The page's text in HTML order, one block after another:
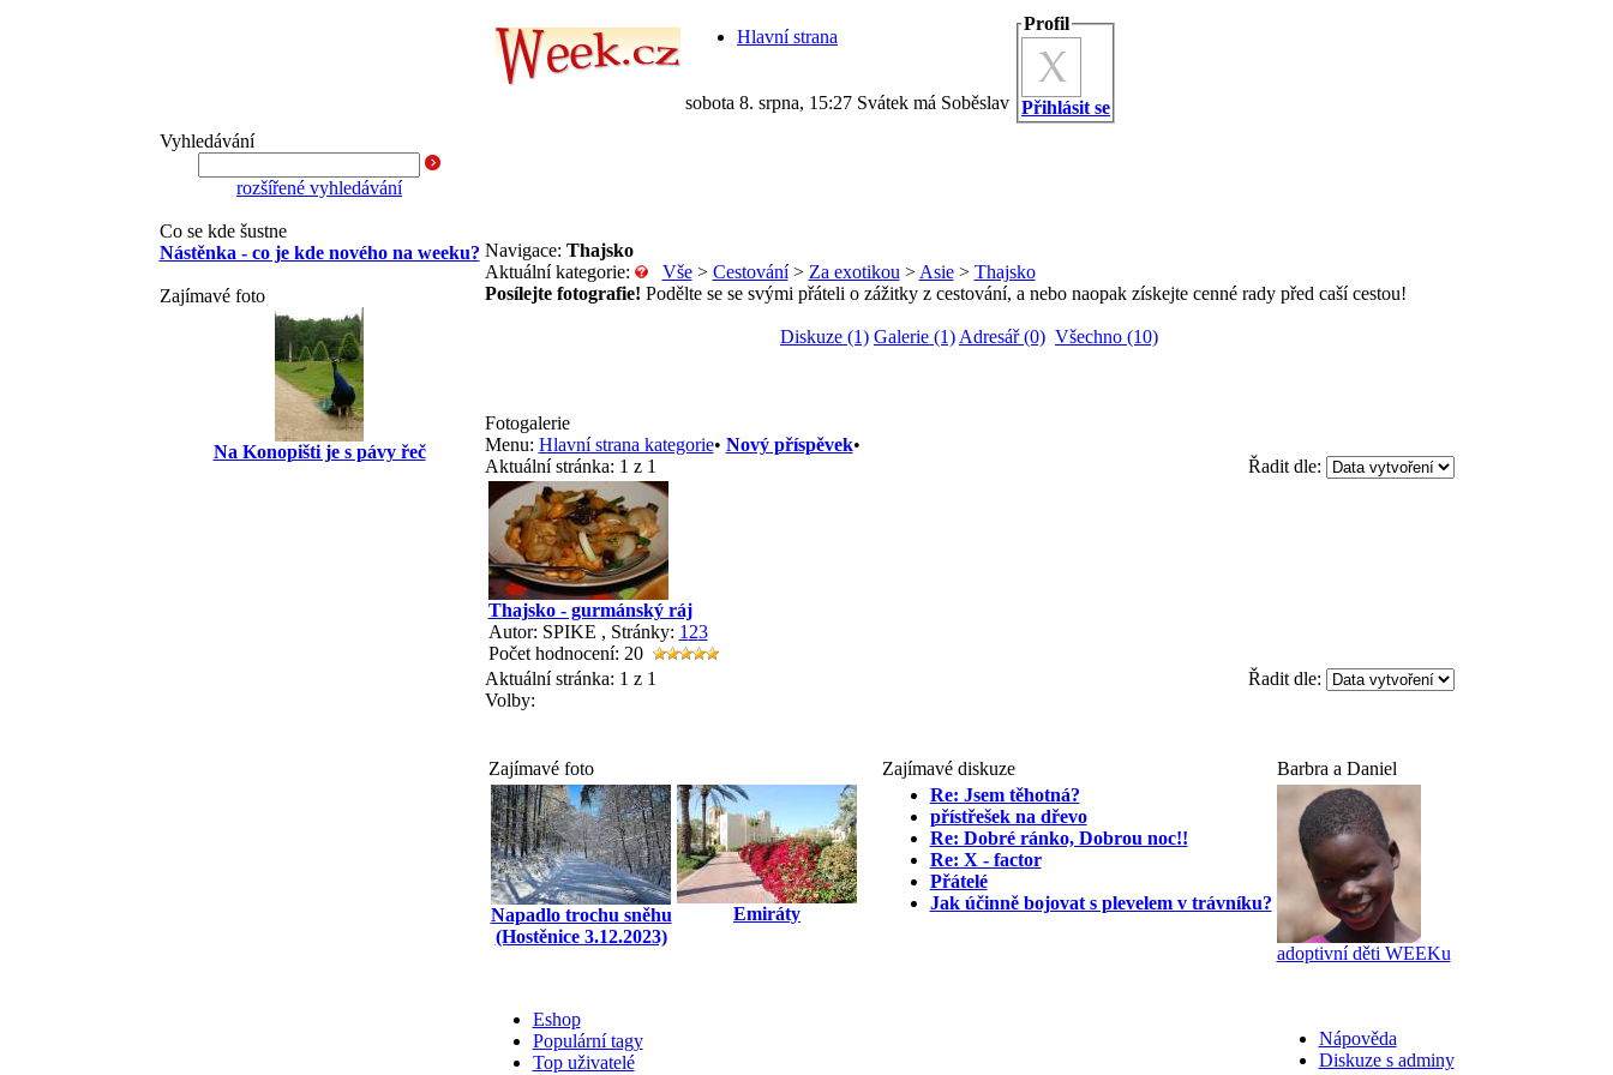
Hlavní strana
sobota 8. srpna, 15:27 Svátek má Soběslav
Profil
Přihlásit se
Vyhledávání
rozšířené vyhledávání
Co se kde šustne
Nástěnka - co je kde nového na weeku?
Zajímavé foto
Na Konopišti je s pávy řeč
Navigace: Thajsko
Aktuální kategorie:
Vše> Cestování> Za exotikou > Asie> Thajsko
Posílejte fotografie! Podělte se se svými přáteli o zážitky z cestování, a nebo naopak získejte cenné rady před caší cestou!
Diskuze (1) Galerie (1) Adresář (0) Všechno (10)
Fotogalerie
Menu: Hlavní strana kategorie• Nový příspěvek•
Řadit dle:
Aktuální stránka: 1 z 1
Thajsko - gurmánský ráj
Autor: SPIKE , Stránky: 1 23
Počet hodnocení: 20
Řadit dle:
Aktuální stránka: 1 z 1
Volby:
Zajímavé foto Zajímavé diskuze Barbra a Daniel
Napadlo trochu sněhu
(Hostěnice 3.12.2023)
Emiráty
Re: Jsem těhotná?
přístřešek na dřevo
Re: Dobré ránko, Dobrou noc!!
Re: X - factor
Přátelé
Jak účinně bojovat s plevelem v trávníku?
adoptivní děti WEEKu
Nápověda
Diskuze s adminy
Eshop
Populární tagy
Top uživatelé